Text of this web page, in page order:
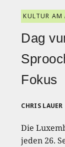
KULTUR AM
Dag
Fokus
CHRIS LAUER
Die
jeden 26.